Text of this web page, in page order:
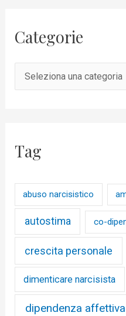
Categorie
Tag
abuso narcisistico
autostima co-
crescita personale
dimenticare narcisista
dipendenza affettiva